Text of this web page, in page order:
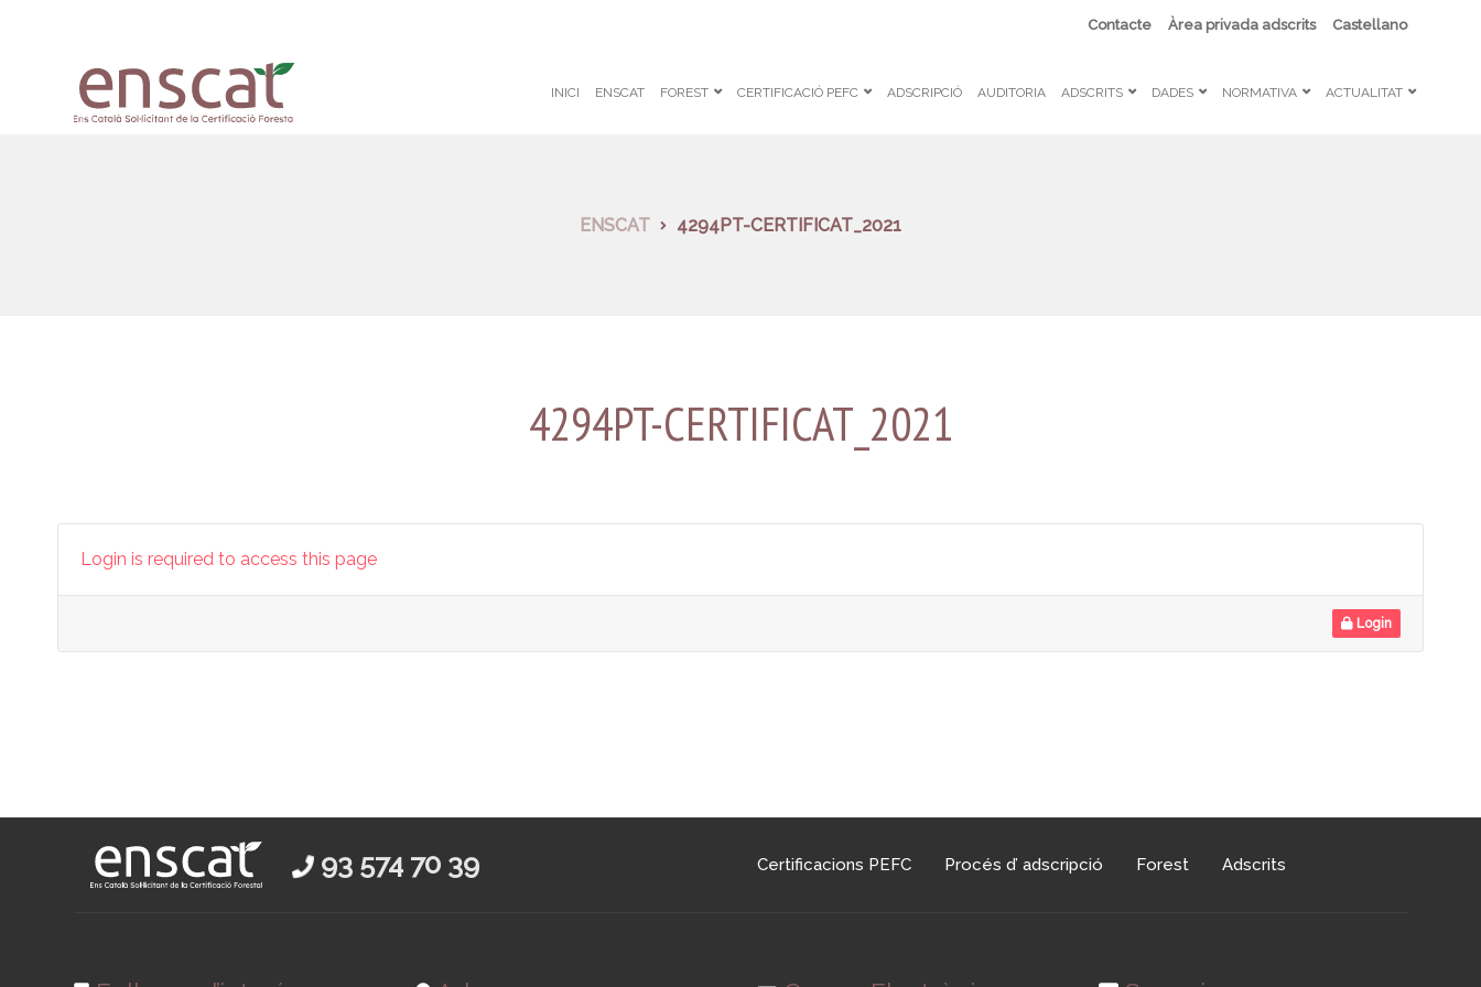
Contacte Àrea privada adscrits Castellano
INICI ENSCAT FOREST CERTIFICACIÓ PEFC ADSCRIPCIÓ AUDITORIA ADSCRITS DADES NORMATIVA ACTUALITAT
ENSCAT 4294PT-CERTIFICAT_2021
4294PT-CERTIFICAT_2021
Login is required to access this page
Login
93 574 70 39 Certificacions PEFC Procés d’ adscripció Forest Adscrits